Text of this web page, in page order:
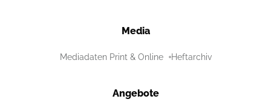
Media
Mediadaten Print & Online Heftarchiv
Angebote